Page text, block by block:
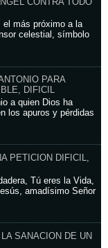
CONTRA TODO
el más próximo a la
celestial, símbolo
PARA
DIFICIL
a quien Dios ha
los apuros y pérdidas
PETICION DIFICIL,
Tú eres la Vida,
amadísimo Señor
SANACION DE UN